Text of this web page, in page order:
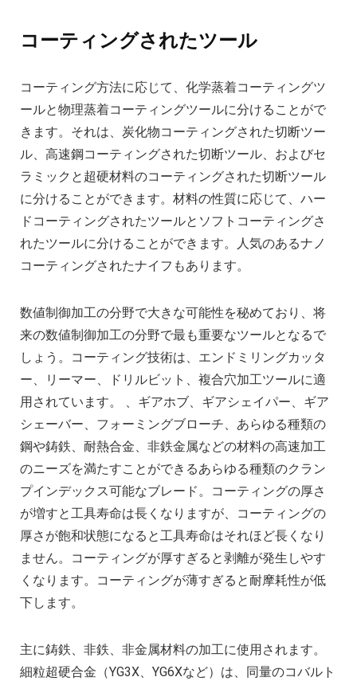
コーティングされたツール
コーティング方法に応じて、化学蒸着コーティングツ
ールと物理蒸着コーティングツールに分けることがで
きます。それは、炭化物コーティングされた切断ツー
ル、高速鋼コーティングされた切断ツール、およびセ
ラミックと超硬材料のコーティングされた切断ツール
に分けることができます。材料の性質に応じて、ハー
ドコーティングされたツールとソフトコーティングさ
れたツールに分けることができます。人気のあるナノ
コーティングされたナイフもあります。
数値制御加工の分野で大きな可能性を秘めており、将
来の数値制御加工の分野で最も重要なツールとなるで
しょう。コーティング技術は、エンドミリングカッタ
ー、リーマー、ドリルビット、複合穴加工ツールに適
用されています。 、ギアホブ、ギアシェイパー、ギア
シェーバー、フォーミングブローチ、あらゆる種類の
鋼や鋳鉄、耐熱合金、非鉄金属などの材料の高速加工
のニーズを満たすことができるあらゆる種類のクラン
プインデックス可能なブレード。コーティングの厚さ
が増すと工具寿命は長くなりますが、コーティングの
厚さが飽和状態になると工具寿命はそれほど長くなり
ません。コーティングが厚すぎると剥離が発生しやす
くなります。コーティングが薄すぎると耐摩耗性が低
下します。
主に鋳鉄、非鉄、非金属材料の加工に使用されます。
細粒超硬合金（YG3X、YG6Xなど）は、同量のコバルト